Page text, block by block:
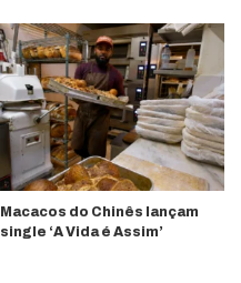
Macacos do Chinês lançam
single ‘A Vida é Assim’